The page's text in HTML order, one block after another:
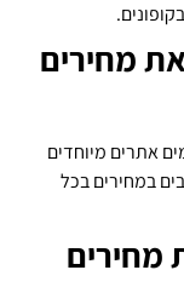
מחירים
אתרים מיוחדים
במחירים בכל
מחירים